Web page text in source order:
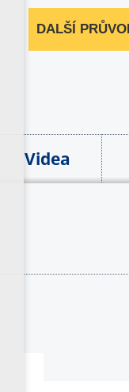
DALŠÍ
Videa